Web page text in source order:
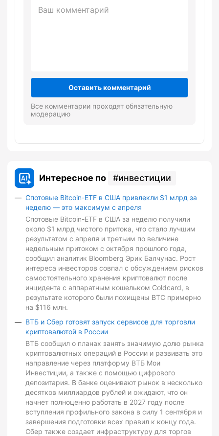
Оставить комментарий
Все комментарии проходят обязательную
модерацию
Интересное по инвестиции
Спотовые Bitcoin-ETF в США привлекли $1 млрд за
неделю — это максимум с апреля
Спотовые Bitcoin-ETF в США за неделю получили
около $1 млрд чистого притока, что стало лучшим
результатом с апреля и третьим по величине
недельным притоком с октября прошлого года,
сообщил аналитик Bloomberg Эрик Балчунас. Рост
интереса инвесторов совпал с обсуждением рисков
самостоятельного хранения криптовалют после
инцидента с аппаратным кошельком Coldcard, в
результате которого были похищены BTC примерно
на $116 млн.
ВТБ и Сбер готовят запуск сервисов для торговли
криптовалютой в России
ВТБ сообщил о планах занять значимую долю рынка
криптовалютных операций в России и развивать это
направление через платформу ВТБ Мои
Инвестиции, а также с помощью цифрового
депозитария. В банке оценивают рынок в несколько
десятков миллиардов рублей и ожидают, что он
начнет полноценно работать в 2027 году после
вступления профильного закона в силу 1 сентября и
завершения подготовки всех правил к концу года.
Сбер также создает инфраструктуру для торгов